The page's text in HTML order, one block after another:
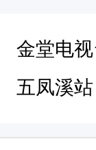
金堂电
五凤溪站